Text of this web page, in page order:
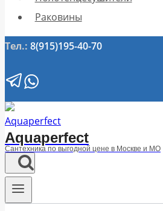
Раковины
Тел.: 8(915)195-40-70
Aquaperfect
Сантехника по выгодной цене в Москве и МО